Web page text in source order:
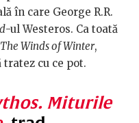
în care George R.R.
-ul Westeros. Ca toată
The Winds of Winter,
cu ce pot.
Miturile